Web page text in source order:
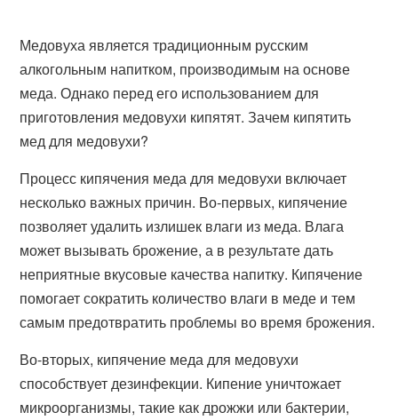
Медовуха является традиционным русским
алкогольным напитком, производимым на основе
меда. Однако перед его использованием для
приготовления медовухи кипятят. Зачем кипятить
мед для медовухи?
Процесс кипячения меда для медовухи включает
несколько важных причин. Во-первых, кипячение
позволяет удалить излишек влаги из меда. Влага
может вызывать брожение, а в результате дать
неприятные вкусовые качества напитку. Кипячение
помогает сократить количество влаги в меде и тем
самым предотвратить проблемы во время брожения.
Во-вторых, кипячение меда для медовухи
способствует дезинфекции. Кипение уничтожает
микроорганизмы, такие как дрожжи или бактерии,